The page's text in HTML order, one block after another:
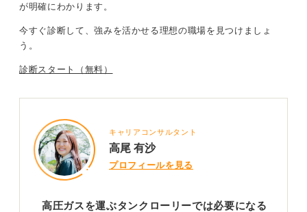
が明確にわかります 。
今すぐ診断して、強みを活かせる理想の職場を見つけましょ
う。
診断スタート（無料）
キャリアコンサルタント
高尾 有沙
プロフィールを見る
高圧ガスを運ぶタンクローリーでは必要になる